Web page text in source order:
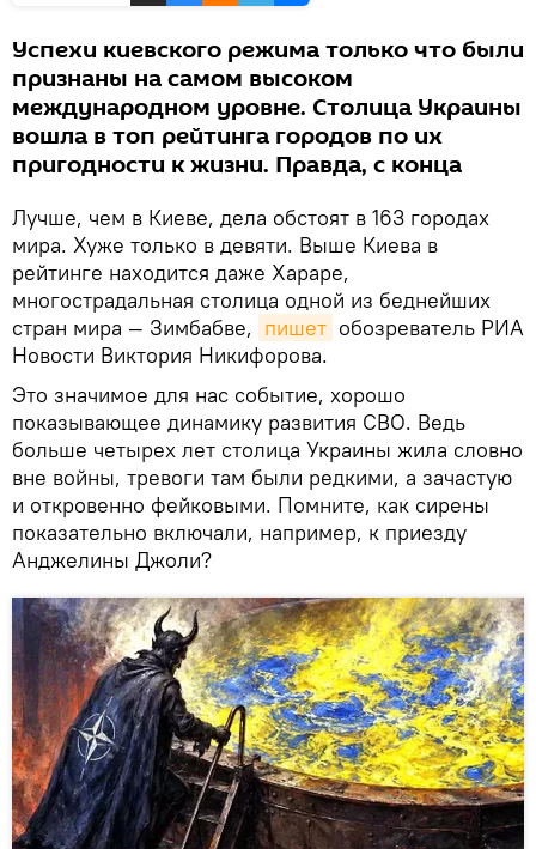
Успехи киевского режима только что были
признаны на самом высоком
международном уровне. Столица Украины
вошла в топ рейтинга городов по их
пригодности к жизни. Правда, с конца
Лучше, чем в Киеве, дела обстоят в 163 городах
мира. Хуже только в девяти. Выше Киева в
рейтинге находится даже Хараре,
многострадальная столица одной из беднейших
стран мира — Зимбабве, пишет обозреватель РИА
Новости Виктория Никифорова.
Это значимое для нас событие, хорошо
показывающее динамику развития СВО. Ведь
больше четырех лет столица Украины жила словно
вне войны, тревоги там были редкими, а зачастую
и откровенно фейковыми. Помните, как сирены
показательно включали, например, к приезду
Анджелины Джоли?